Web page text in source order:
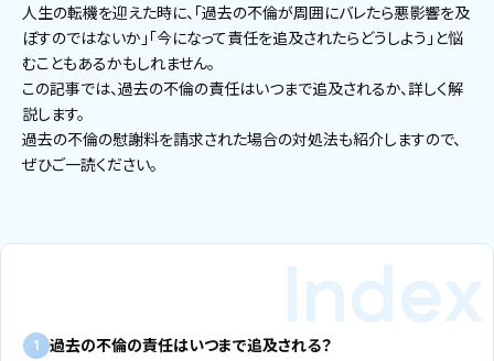
人生の転機を迎えた時に、「過去の不倫が周囲にバレたら悪影響を及
ぼすのではないか」「今になって責任を追及されたらどうしよう」と悩
むこともあるかもしれません。
この記事では、過去の不倫の責任はいつまで追及されるか、詳しく解
説します。
過去の不倫の慰謝料を請求された場合の対処法も紹介しますので、
ぜひご一読ください。
1 過去の不倫の責任はいつまで追及される？